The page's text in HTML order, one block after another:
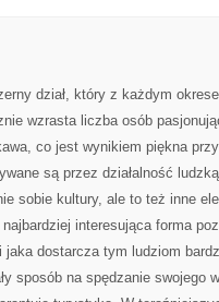
dział, który z każdym
wzrasta liczba osób
co jest wynikiem piękna
są przez działalność
sobie kultury, ale to też inne
interesująca forma
dostarcza tym ludziom
sposób na spędzanie swojego